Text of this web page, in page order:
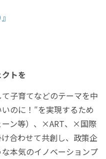
トを
子育てなどのテーマを中
のに！″を実現するため
ン等）、×ART、×国際
合わせて共創し、政策企
本気のイノベーションプ